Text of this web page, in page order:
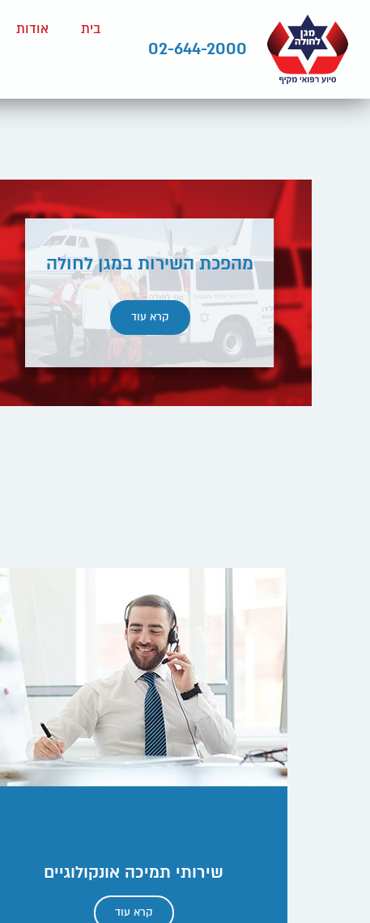
02-644-2000
בית אודות
מהפכת השירות במגן לחולה
קרא עוד
שירותי תמיכה אונקולוגיים
קרא עוד